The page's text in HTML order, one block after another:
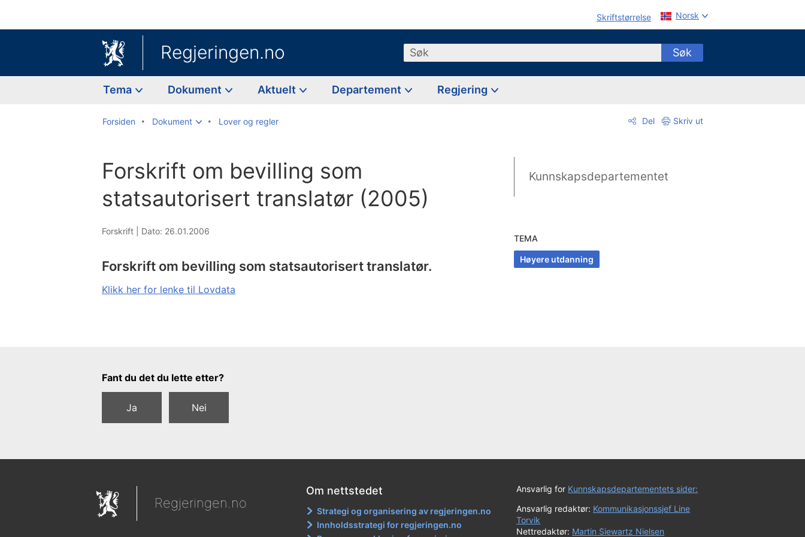
Skriftstørrelse Norsk
Regjeringen.no Søk Søk
Tema Dokument Aktuelt Departement Regjering
Forsiden Dokument Lover og regler Del Skriv ut
Forskrift om bevilling som
statsautorisert translatør (2005)
Forskrift | Dato: 26.01.2006
Forskrift om bevilling som statsautorisert translatør.
Klikk her for lenke til Lovdata
Kunnskapsdepartementet
TEMA
Høyere utdanning
Tilbakemeldingsskjema
Fant du det du lette etter?
Ja Nei
Regjeringen.no
Om nettstedet
Strategi og organisering av regjeringen.no
Innholdsstrategi for regjeringen.no
Ansvarlig for Kunnskapsdepartementets sider:
Ansvarlig redaktør: Kommunikasjonssjef Line
Torvik
Nettredaktør: Martin Siewartz Nielsen